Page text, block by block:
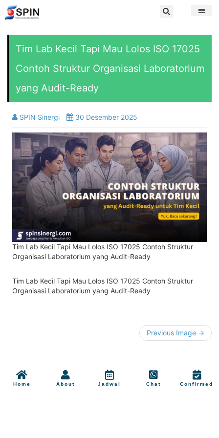
Tim Lab Kecil Tapi Mau Lolos ISO 17025
Contoh Struktur Organisasi Laboratorium
yang Audit-Ready
SPIN Sinergi 30 Desember 2025
Tim Lab Kecil Tapi Mau Lolos ISO 17025 Contoh Struktur
Organisasi Laboratorium yang Audit-Ready
Tim Lab Kecil Tapi Mau Lolos ISO 17025 Contoh Struktur
Organisasi Laboratorium yang Audit-Ready
Previous Image →
Home About Jadwal Chat Confirmed